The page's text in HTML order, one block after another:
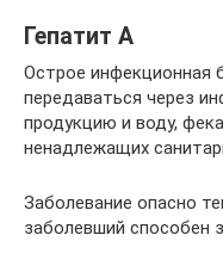
Гепатит А
Острое инфекционная
передаваться через
продукцию и воду,
ненадлежащих
Заболевание опасно
заболевший способен